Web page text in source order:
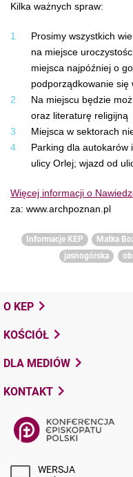
Kilka ważnych spraw:
Prosimy wszystkich
na miejsce
miejsca najpóźniej o
podporządkowanie się
Na miejscu będzie
oraz literaturę religijną
Miejsca w sektorach
Parking dla autokarów
ulicy Orlej; wjazd od
Więcej informacji o
za: www.archpoznan.pl
Informacje KEP Matka
jasnogórska
O KEP
KOŚCIÓŁ
DLA MEDIÓW
KONTAKT
WERSJA